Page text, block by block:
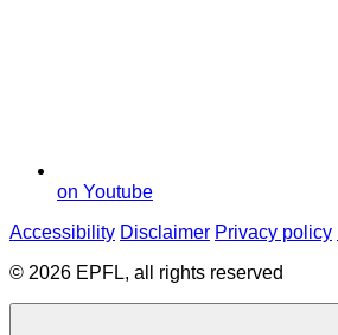
on Youtube
Accessibility Disclaimer Privacy policy
© 2026 EPFL, all rights reserved